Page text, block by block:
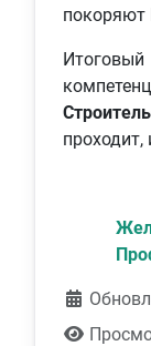
покоряют
проходит,